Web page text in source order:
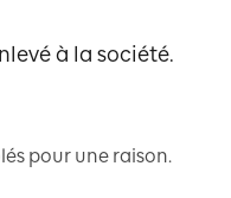
à la société.
pour une raison.